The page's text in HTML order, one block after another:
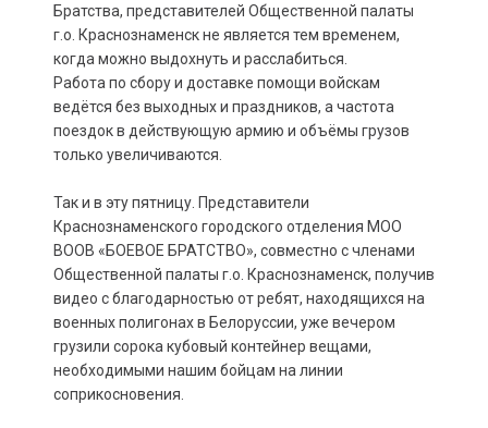
Братства, представителей Общественной палаты
г.о. Краснознаменск не является тем временем,
когда можно выдохнуть и расслабиться.
Работа по сбору и доставке помощи войскам
ведётся без выходных и праздников, а частота
поездок в действующую армию и объёмы грузов
только увеличиваются.
Так и в эту пятницу. Представители
Краснознаменского городского отделения МОО
ВООВ «БОЕВОЕ БРАТСТВО», совместно с членами
Общественной палаты г.о. Краснознаменск, получив
видео с благодарностью от ребят, находящихся на
военных полигонах в Белоруссии, уже вечером
грузили сорока кубовый контейнер вещами,
необходимыми нашим бойцам на линии
соприкосновения.